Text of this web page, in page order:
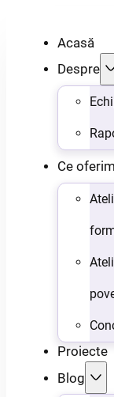
Acasă
Despre
Ce oferim
Proiecte
Blog